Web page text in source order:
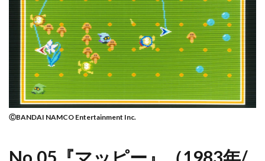
ⒸBANDAI NAMCO Entertainment Inc.